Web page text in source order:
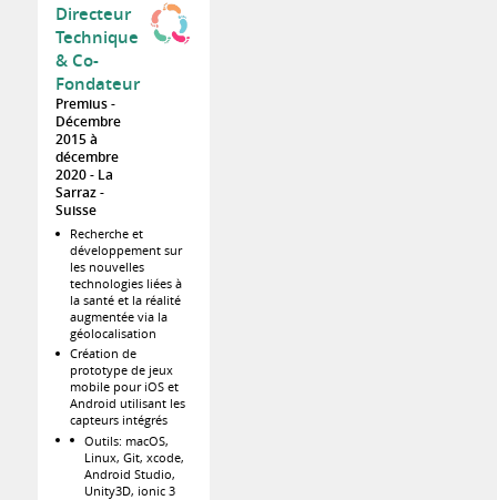
Directeur
Technique
& Co-
Fondateur
Premius
Décembre
2015 à
décembre
2020 La
Sarraz
Suisse
Recherche et
développement sur
les nouvelles
technologies liées à
la santé et la réalité
augmentée via la
géolocalisation
Création de
prototype de jeux
mobile pour iOS et
Android utilisant les
capteurs intégrés
Outils: macOS,
Linux, Git, xcode,
Android Studio,
Unity3D, ionic 3